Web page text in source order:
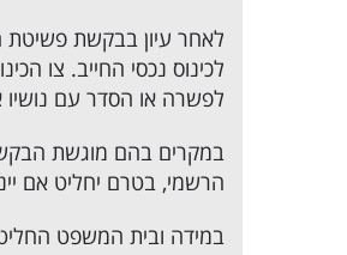
לאחר עיון בבקשת
לכינוס נכסי החייב. צו
לפשרה או הסדר עם נושיו
במקרים בהם מוגשת
הרשמי, בטרם יחליט אם
במידה ובית המשפט החליט